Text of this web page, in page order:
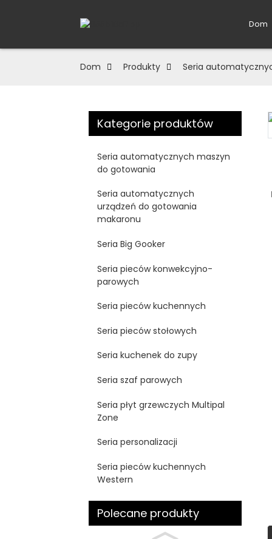
Dom
Dom Produkty Seria
Kategorie produktów
Seria automatycznych maszyn
do gotowania
Seria automatycznych
urządzeń do gotowania
makaronu
Seria Big Gooker
Seria pieców konwekcyjno-
parowych
Seria pieców kuchennych
Seria pieców stołowych
Seria kuchenek do zupy
Seria szaf parowych
Seria płyt grzewczych Multipal
Zone
Seria personalizacji
Seria pieców kuchennych
Western
Polecane produkty
Loading...
Loading...